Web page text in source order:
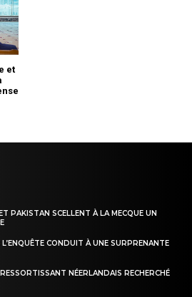
PAKISTAN SCELLENT À LA MECQUE UN
CONDUIT À UNE SURPRENANTE
NÉERLANDAIS RECHERCHÉ